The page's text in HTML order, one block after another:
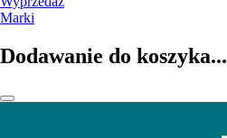
Marki
Dodawanie do koszyka...